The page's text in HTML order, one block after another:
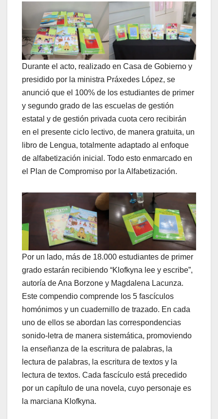
Durante el acto, realizado en Casa de Gobierno y
presidido por la ministra Práxedes López, se
anunció que el 100% de los estudiantes de primer
y segundo grado de las escuelas de gestión
estatal y de gestión privada cuota cero recibirán
en el presente ciclo lectivo, de manera gratuita, un
libro de Lengua, totalmente adaptado al enfoque
de alfabetización inicial. Todo esto enmarcado en
el Plan de Compromiso por la Alfabetización.
Por un lado, más de 18.000 estudiantes de primer
grado estarán recibiendo “Klofkyna lee y escribe”,
autoría de Ana Borzone y Magdalena Lacunza.
Este compendio comprende los 5 fascículos
homónimos y un cuadernillo de trazado. En cada
uno de ellos se abordan las correspondencias
sonido-letra de manera sistemática, promoviendo
la enseñanza de la escritura de palabras, la
lectura de palabras, la escritura de textos y la
lectura de textos. Cada fascículo está precedido
por un capítulo de una novela, cuyo personaje es
la marciana Klofkyna.